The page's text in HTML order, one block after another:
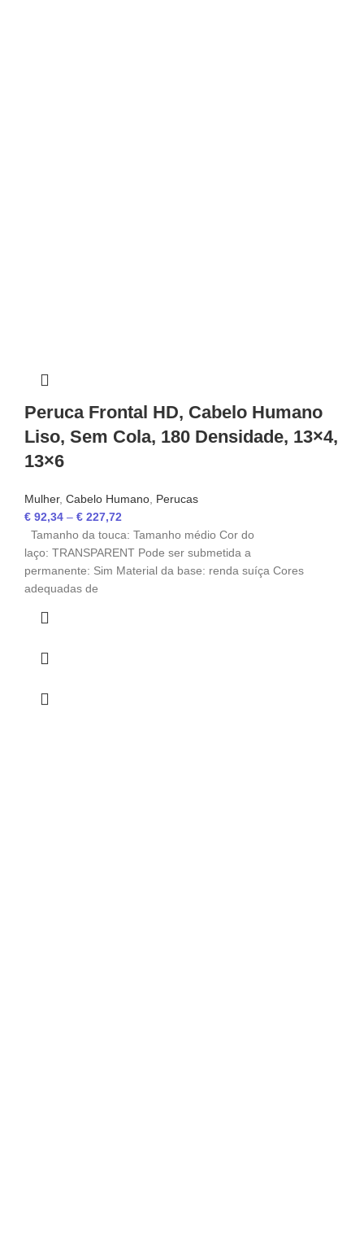
Peruca Frontal HD, Cabelo Humano
Liso, Sem Cola, 180 Densidade, 13×4,
13×6
Mulher, Cabelo Humano, Perucas
€ 92,34 – € 227,72
Tamanho da touca: Tamanho médio Cor do
laço: TRANSPARENT Pode ser submetida a
permanente: Sim Material da base: renda suíça Cores
adequadas de